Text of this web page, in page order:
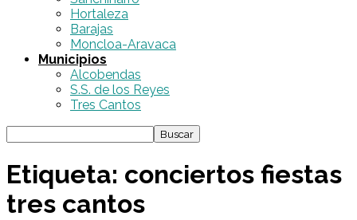
Hortaleza
Barajas
Moncloa-Aravaca
Municipios
Alcobendas
S.S. de los Reyes
Tres Cantos
Etiqueta: conciertos fiestas
tres cantos